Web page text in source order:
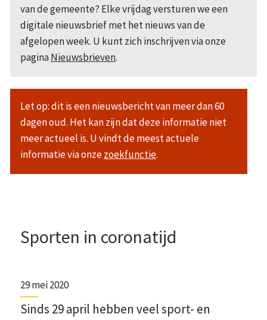
van de gemeente? Elke vrijdag versturen we een
digitale nieuwsbrief met het nieuws van de
afgelopen week. U kunt zich inschrijven via onze
paginaNieuwsbrieven.
Let op: dit is een nieuwsbericht van meer dan 60
dagen oud. Het kan zijn dat deze informatie niet
meer actueel is. U vindt de meest actuele
informatie via onzezoekfunctie.
Sporten in coronatijd
29 mei 2020
Sinds 29 april hebben veel sport- en